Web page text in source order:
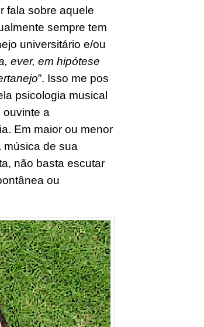
fala sobre aquele
sempre tem
universitário e/ou
ever, em hipótese
”. Isso me pos
psicologia musical
a
Em maior ou menor
música de sua
não basta escutar
ou